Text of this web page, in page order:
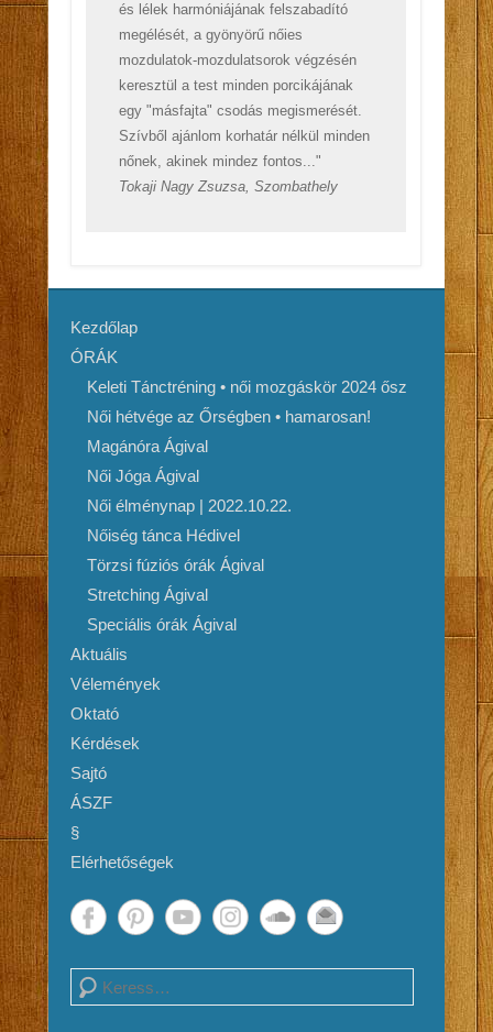
és lélek harmóniájának felszabadító
megélését, a gyönyörű nőies
mozdulatok-mozdulatsorok végzésén
keresztül a test minden porcikájának
egy "másfajta" csodás megismerését.
Szívből ajánlom korhatár nélkül minden
nőnek, akinek mindez fontos..."
Tokaji Nagy Zsuzsa, Szombathely
Kezdőlap
ÓRÁK
Keleti Tánctréning • női mozgáskör 2024 ősz
Női hétvége az Őrségben • hamarosan!
Magánóra Ágival
Női Jóga Ágival
Női élménynap | 2022.10.22.
Nőiség tánca Hédivel
Törzsi fúziós órák Ágival
Stretching Ágival
Speciális órák Ágival
Aktuális
Vélemények
Oktató
Kérdések
Sajtó
ÁSZF
§
Elérhetőségek
Search